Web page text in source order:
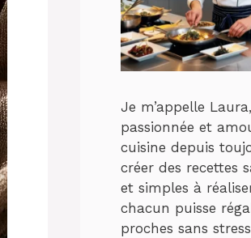
Je m’appelle
passionnée et
cuisine depuis
créer des recettes
et simples à
chacun puisse
proches sans